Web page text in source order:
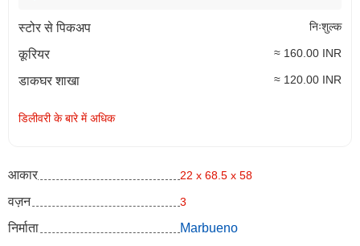
स्टोर से पिकअप निःशुल्क
कूरियर ≈ 160.00 INR
डाकघर शाखा ≈ 120.00 INR
डिलीवरी के बारे में अधिक
आकार 22 x 68.5 x 58
वज़न 3
निर्माता
Marbueno